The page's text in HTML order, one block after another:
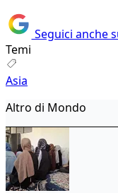
Seguici anche
Temi
Asia
Altro di Mondo